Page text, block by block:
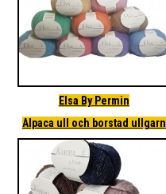
Elsa By Permin
Alpaca ull och borstad ullgarn